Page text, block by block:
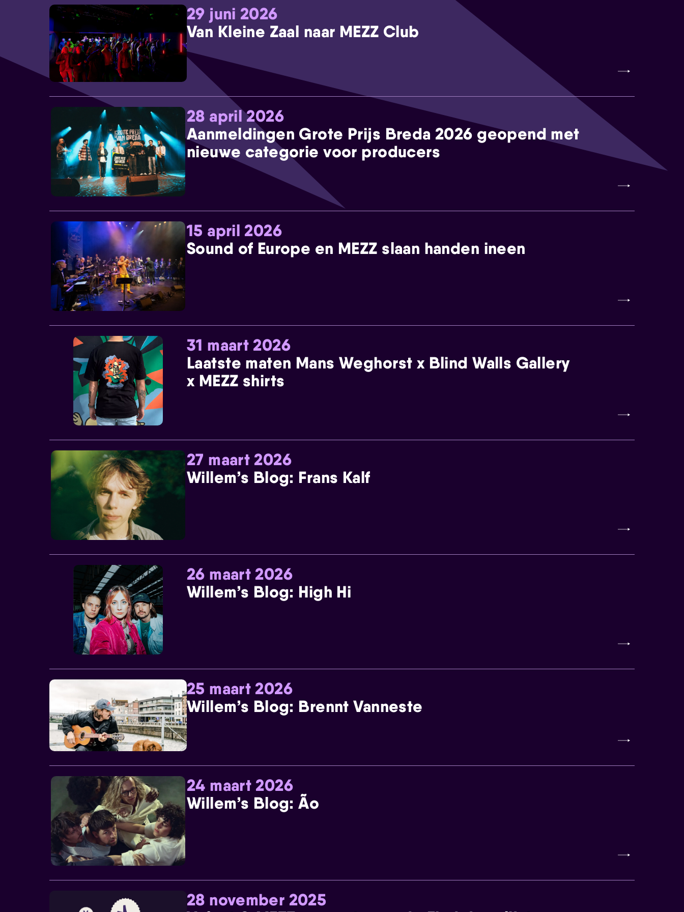
29 juni 2026
Van Kleine Zaal naar MEZZ Club
28 april 2026
Aanmeldingen Grote Prijs Breda 2026 geopend met
nieuwe categorie voor producers
15 april 2026
Sound of Europe en MEZZ slaan handen ineen
31 maart 2026
Laatste maten Mans Weghorst x Blind Walls Gallery
x MEZZ shirts
27 maart 2026
Willem’s Blog: Frans Kalf
26 maart 2026
Willem’s Blog: High Hi
25 maart 2026
Willem’s Blog: Brennt Vanneste
24 maart 2026
Willem’s Blog: Ão
28 november 2025